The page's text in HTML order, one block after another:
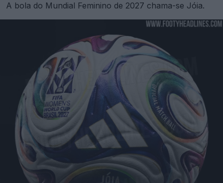
A bola do Mundial Feminino de 2027 chama-se Jóia.